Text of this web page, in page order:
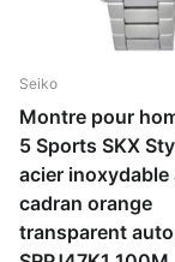
Seiko
Montre pour
5 Sports SKX
acier inoxydable
cadran orange
transparent